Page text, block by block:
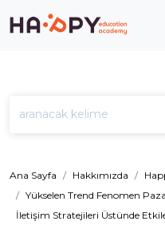
Ana Sayfa Hakkımızda
Yükselen Trend Fenomen
İletişim Stratejileri Üstünde